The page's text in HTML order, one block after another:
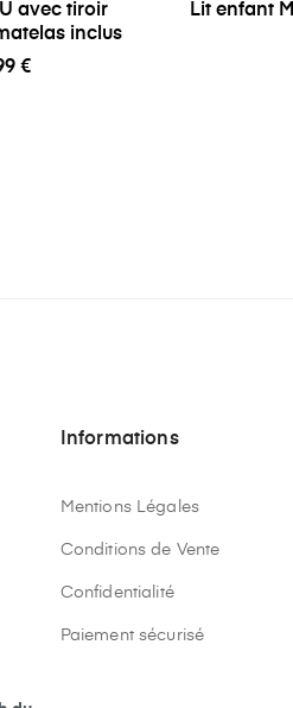
avec tiroir
inclus
€
Lit enfant
Informations
Mentions Légales
Conditions de Vente
Confidentialité
Paiement sécurisé